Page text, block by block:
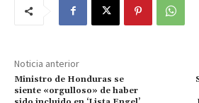
Noticia anterior
Ministro de Honduras se
siente «orgulloso» de haber